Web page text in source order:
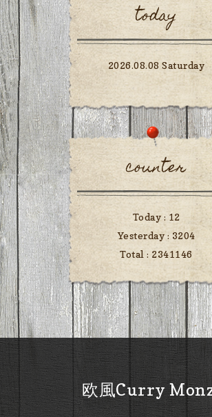
today
2026.08.08 Saturday
counter
Today : 12
Yesterday : 3204
Total : 2341146
欧風Curry